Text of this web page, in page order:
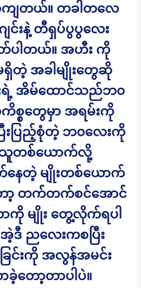
ကျတယ်။ တခါတလေ
င်းနဲ့ တီရှပ်ပွပွလေး
ါတယ်။ အဟီး ကို
ရှိတဲ့ အခါမျိုးတွေဆို
းရဲ့ အိမ်ထောင်သည်ဘ၀
ကိစ္စတွေမှာ အရမ်းကို
ြီးပြည့်စုံတဲ့ ဘ၀လေးကို
သူတစ်ယောက်လို့
ေတဲ့ မျိုးတစ်ယောက်
ာ့ တက်တက်စင်အောင်
ာကို မျိုး တွေ့လိုက်ရပါ
ဒီ ညလေးကစပြီး
င်းကို အလွန်အမင်း
တော့တာပါပဲ။